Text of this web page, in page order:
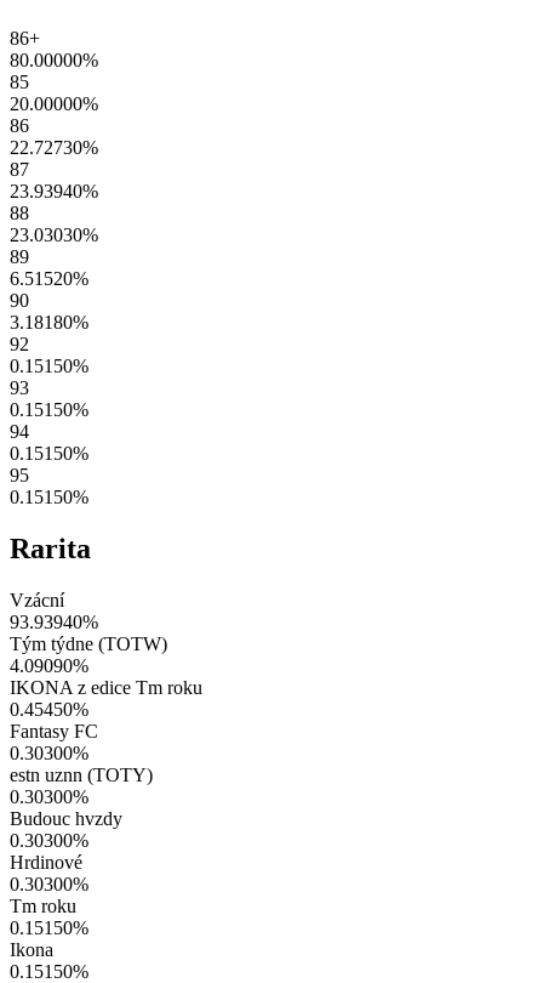
86+
80.00000%
85
20.00000%
86
22.72730%
87
23.93940%
88
23.03030%
89
6.51520%
90
3.18180%
92
0.15150%
93
0.15150%
94
0.15150%
95
0.15150%
Rarita
Vzácní
93.93940%
Tým týdne (TOTW)
4.09090%
IKONA z edice Tm roku
0.45450%
Fantasy FC
0.30300%
estn uznn (TOTY)
0.30300%
Budouc hvzdy
0.30300%
Hrdinové
0.30300%
Tm roku
0.15150%
Ikona
0.15150%